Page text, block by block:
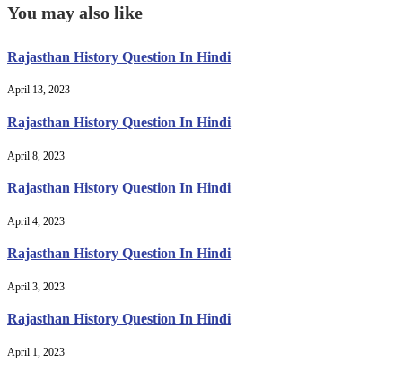
You may also like
Rajasthan History Question In Hindi
April 13, 2023
Rajasthan History Question In Hindi
April 8, 2023
Rajasthan History Question In Hindi
April 4, 2023
Rajasthan History Question In Hindi
April 3, 2023
Rajasthan History Question In Hindi
April 1, 2023